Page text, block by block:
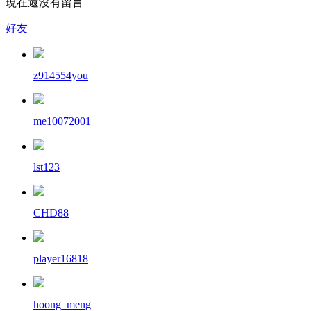
好友
z914554you
me10072001
lst123
CHD88
player16818
hoong_meng